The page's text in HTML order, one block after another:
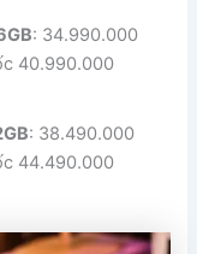
: 34.990.000
40.990.000
: 38.490.000
44.490.000